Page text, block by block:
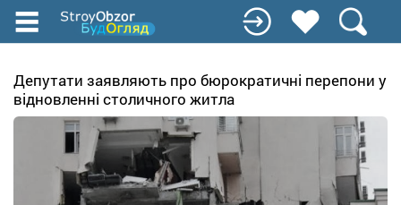
Перейти
до
вмісту
Депутати заявляють про бюрократичні перепони у
відновленні столичного житла